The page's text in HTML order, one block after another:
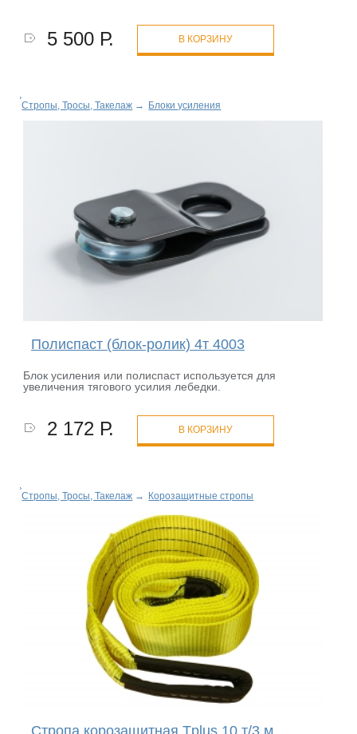
5 500 Р. В КОРЗИНУ
Стропы, Тросы, Такелаж → Блоки усиления
Полиспаст (блок-ролик) 4т 4003
Блок усиления или полиспаст используется для
увеличения тягового усилия лебедки.
2 172 Р. В КОРЗИНУ
Стропы, Тросы, Такелаж → Корозащитные стропы